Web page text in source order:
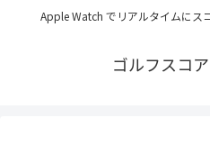
Apple Watch でリアルタイムにス
ゴルフスコ